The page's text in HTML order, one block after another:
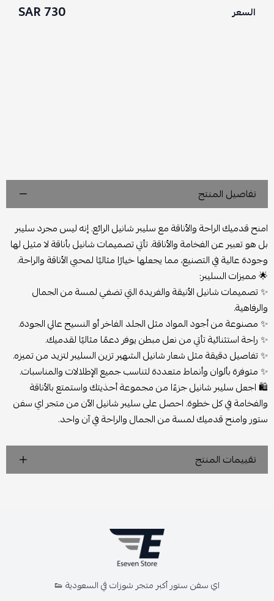
السعر 730 SAR
تفاصيل المنتج
امنح قدميك الراحة والأناقة مع سليبر شانيل الرائع. إنه ليس مجرد سليبر
بل هو تعبير عن الفخامة والأناقة. تأتي تصميمات شانيل بأناقة لا مثيل لها
وجودة عالية في التصنيع، مما يجعلها خيارًا مثاليًا لمحبي الأناقة والراحة.
🌟مميزات السليبر:
✨ تصميمات شانيل الأنيقة والفريدة التي تضفي لمسة من الجمال
والرفاهية.
✨ مصنوعة من أجود المواد مثل الجلد الفاخر أو النسيج عالي الجودة.
✨ راحة استثنائية تأتي من نعل مبطن يوفر دعمًا مثاليًا لقدميك.
✨ تفاصيل دقيقة مثل شعار شانيل الشهير تزين السليبر لتزيد من تميزه.
✨ متوفرة بألوان وأنماط متعددة لتناسب جميع الإطلالات والمناسبات.
🛍️اجعل سليبر شانيل جزءًا من مجموعة أحذيتك واستمتع بالأناقة
والفخامة في كل خطوة. احصل على سليبر شانيل الآن من متجر اي سفن
ستور وامنح قدميك لمسة من الجمال والراحة في آن واحد.
تقييمات المنتج
اي سفن ستور أكبر متجر شوزات في السعودية 👟